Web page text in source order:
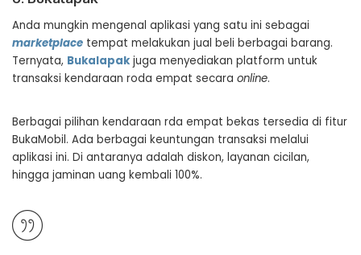
Anda mungkin mengenal aplikasi yang satu ini sebagai
marketplace tempat melakukan jual beli berbagai barang.
Ternyata, Bukalapak juga menyediakan platform untuk
transaksi kendaraan roda empat secara online.
Berbagai pilihan kendaraan rda empat bekas tersedia di fitur
BukaMobil. Ada berbagai keuntungan transaksi melalui
aplikasi ini. Di antaranya adalah diskon, layanan cicilan,
hingga jaminan uang kembali 100%.